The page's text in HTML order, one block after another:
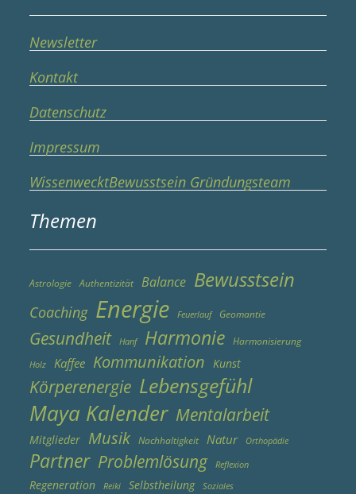
Newsletter
Kontakt
Datenschutz
Impressum
WissenwecktBewusstsein Gründungsteam
Themen
Astrologie Authentizität Balance Bewusstsein
Coaching Energie Feuerlauf Geomantie
Gesundheit Hanf Harmonie Harmonisierung
Holz Kaffee Kommunikation Kunst
Körperenergie Lebensgefühl
Maya Kalender Mentalarbeit
Mitglieder Musik Nachhaltigkeit Natur Orthopädie
Partner Problemlösung Reflexion
Regeneration Reiki Selbstheilung Soziales